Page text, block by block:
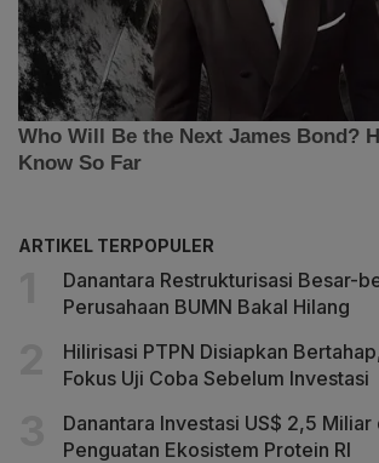
ARTIKEL TERPOPULER
Danantara Restrukturisasi Besar-
Perusahaan BUMN Bakal Hilang
Hilirisasi PTPN Disiapkan
Fokus Uji Coba Sebelum Investasi
Danantara Investasi US$ 2,5
Penguatan Ekosistem Protein RI